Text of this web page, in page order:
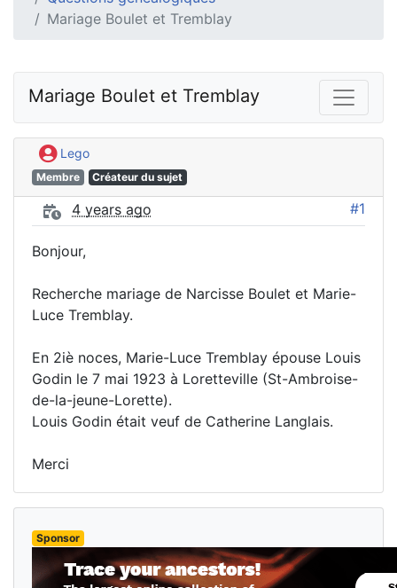
Mariage Boulet et Tremblay
Mariage Boulet et Tremblay
Lego
Membre Créateur du sujet
4 years ago #1
Bonjour,
Recherche mariage de Narcisse Boulet et Marie-
Luce Tremblay.
En 2iè noces, Marie-Luce Tremblay épouse Louis
Godin le 7 mai 1923 à Loretteville (St-Ambroise-
de-la-jeune-Lorette).
Louis Godin était veuf de Catherine Langlais.
Merci
Sponsor